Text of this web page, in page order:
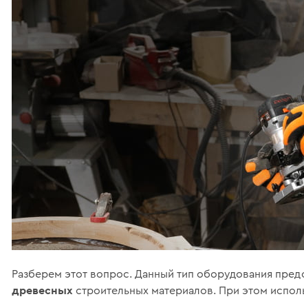
Разберем этот вопрос. Данный тип оборудования
древесныхстроительных материалов. При этом